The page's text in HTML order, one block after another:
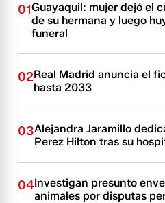
01Guayaquil: mujer dejó el
de su hermana y luego
funeral
02Real Madrid anuncia el
hasta 2033
03Alejandra Jaramillo
Perez Hilton tras su
04Investigan presunto
animales por disputas